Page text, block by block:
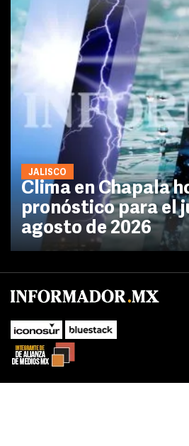
JALISCO
Clima en Chapala
pronóstico para el
agosto de 2026